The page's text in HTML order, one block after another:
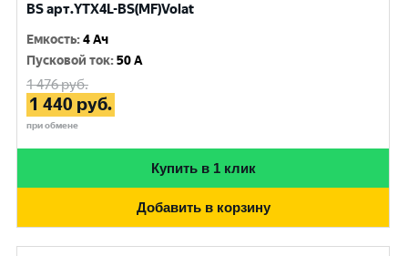
BS арт.YTX4L-BS(MF)Volat
Емкость:4 Ач
Пусковой ток:50 A
1 476руб.
1 440 руб.
при обмене
Купить в 1 клик
Добавить в корзину